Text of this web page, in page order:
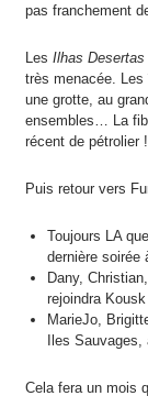
pas franchement
Les Ilhas Desertas
très menacée.
une grotte, au
ensembles… La
récent de pétrolier !
Puis retour vers
Toujours LA
dernière soirée
Dany,
rejoindra
MarieJo,
Iles Sauvages,
Cela fera un mois